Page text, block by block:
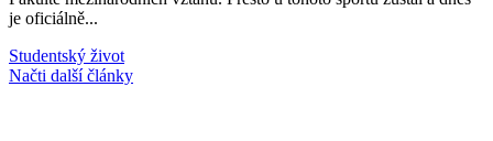
je oficiálně...
Studentský život
Načti další články